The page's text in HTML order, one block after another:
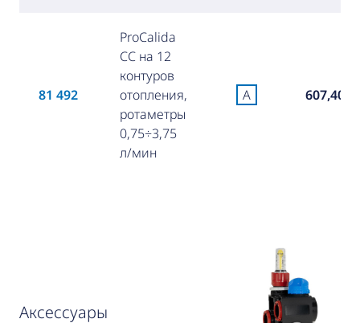
81 492
ProCalida
CC на 12
контуров
отопления,
ротаметры
0,75÷3,75
л/мин
A 607,40 €
Аксессуары